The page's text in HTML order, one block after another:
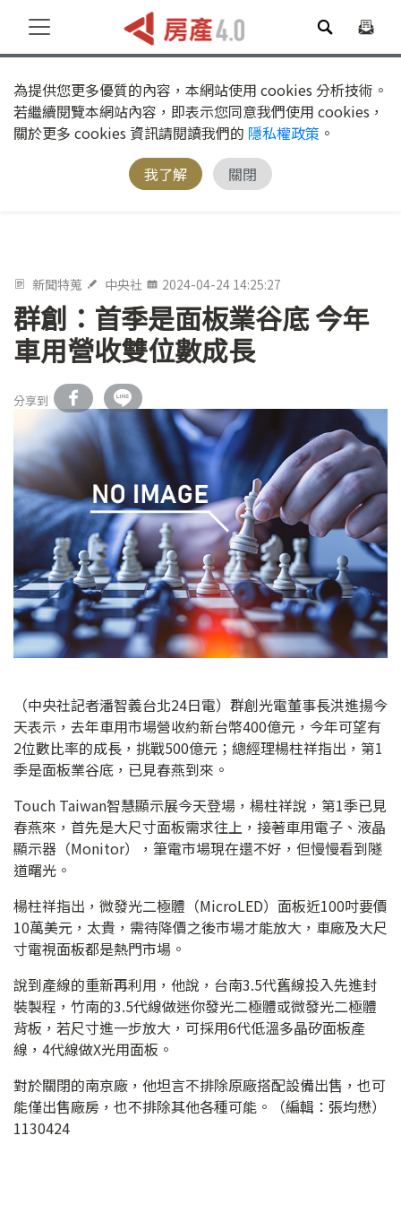
為提供您更多優質的內容，本網站使用 cookies 分析技術。
若繼續閱覽本網站內容，即表示您同意我們使用 cookies，
關於更多 cookies 資訊請閱讀我們的 隱私權政策 。
我了解
關閉
新聞特蒐 中央社 2024-04-24 14:25:27
群創：首季是面板業谷底 今年
車用營收雙位數成長
分享到
（中央社記者潘智義台北24日電）群創光電董事長洪進揚今
天表示，去年車用市場營收約新台幣400億元，今年可望有
2位數比率的成長，挑戰500億元；總經理楊柱祥指出，第1
季是面板業谷底，已見春燕到來。
Touch Taiwan智慧顯示展今天登場，楊柱祥說，第1季已見
春燕來，首先是大尺寸面板需求往上，接著車用電子、液晶
顯示器（Monitor），筆電市場現在還不好，但慢慢看到隧
道曙光。
楊柱祥指出，微發光二極體（MicroLED）面板近100吋要價
10萬美元，太貴，需待降價之後市場才能放大，車廠及大尺
寸電視面板都是熱門市場。
說到產線的重新再利用，他說，台南3.5代舊線投入先進封
裝製程，竹南的3.5代線做迷你發光二極體或微發光二極體
背板，若尺寸進一步放大，可採用6代低溫多晶矽面板產
線，4代線做X光用面板。
對於關閉的南京廠，他坦言不排除原廠搭配設備出售，也可
能僅出售廠房，也不排除其他各種可能。（編輯：張均懋）
1130424